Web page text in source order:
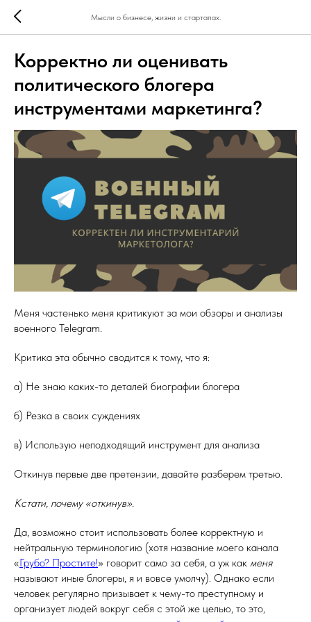
Мысли о бизнесе, жизни и стартапах.
Корректно ли оценивать
политического блогера
инструментами маркетинга?
Меня частенько меня критикуют за мои обзоры и анализы
военного Telegram.
Критика эта обычно сводится к тому, что я:
а) Не знаю каких-то деталей биографии блогера
б) Резка в своих суждениях
в) Использую неподходящий инструмент для анализа
Откинув первые две претензии, давайте разберем третью.
Кстати, почему «откинув».
Да, возможно стоит использовать более корректную и
нейтральную терминологию (хотя название моего канала
«Грубо? Простите!» говорит само за себя, а уж как меня
называют иные блогеры, я и вовсе умолчу). Однако если
человек регулярно призывает к чему-то преступному и
организует людей вокруг себя с этой же целью, то это,